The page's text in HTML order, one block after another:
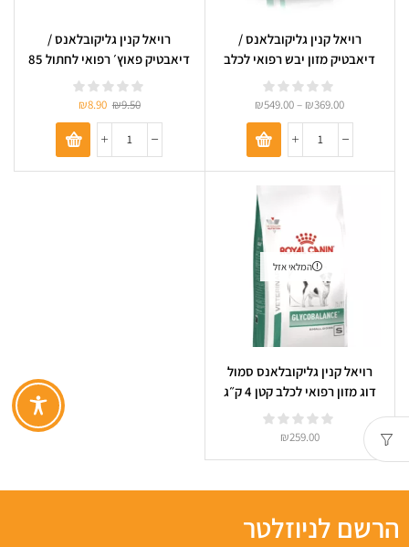
רויאל קנין גליקובלאנס /
דיאבטיק מזון יבש רפואי לכלב
Royal Canin Glycobalance
₪369.00
–
₪549.00
רויאל קנין גליקובלאנס /
דיאבטיק פאוץ׳ רפואי לחתול 85
גרם Royal Canin
Glycobalance
₪9.50
₪8.90
המלאי אזל
רויאל קנין גליקובלאנס סמול
דוג מזון רפואי לכלב קטן 4 ק״ג
Royal Canin Glycobalance
Small Dog
₪259.00
הרשם לניוזלטר